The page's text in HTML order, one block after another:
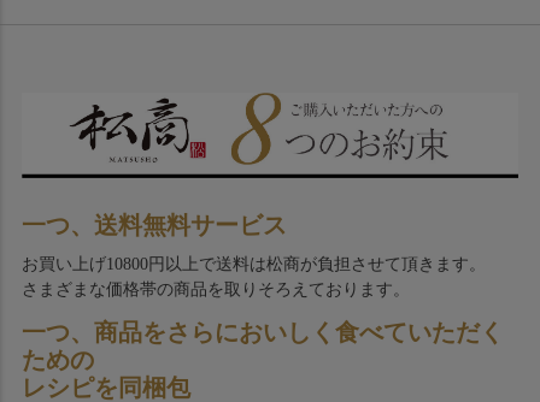
一つ、送料無料サービス
お買い上げ10800円以上で送料は松商が負担させて頂きます。
さまざまな価格帯の商品を取りそろえております。
一つ、商品をさらにおいしく食べていただく
ための
レシピを同梱包